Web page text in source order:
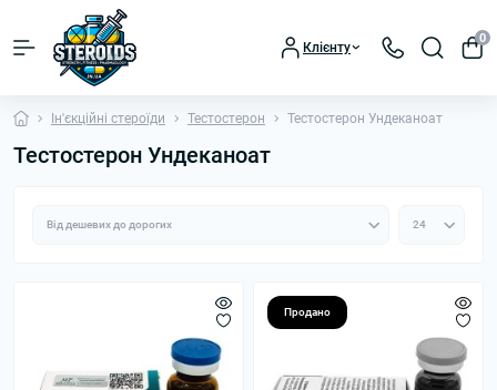
Клієнту
0
Ін'єкційні стероїди Тестостерон Тестостерон Ундеканоат
Тестостерон Ундеканоат
Продано